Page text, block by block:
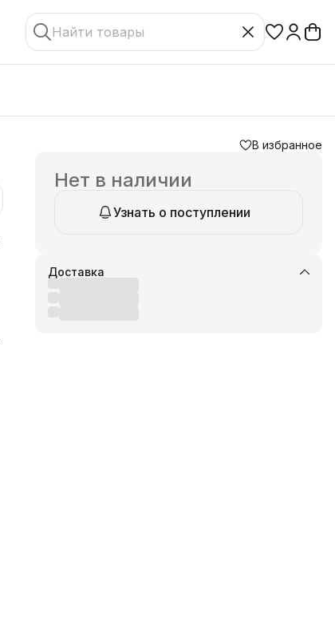
В избранное
Нет в наличии
Узнать о поступлении
Доставка